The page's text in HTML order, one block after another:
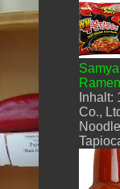
Ramen
Co.,